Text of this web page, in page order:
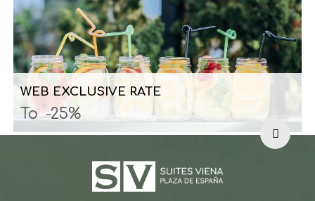
WEB EXCLUSIVE RATE
To -25%